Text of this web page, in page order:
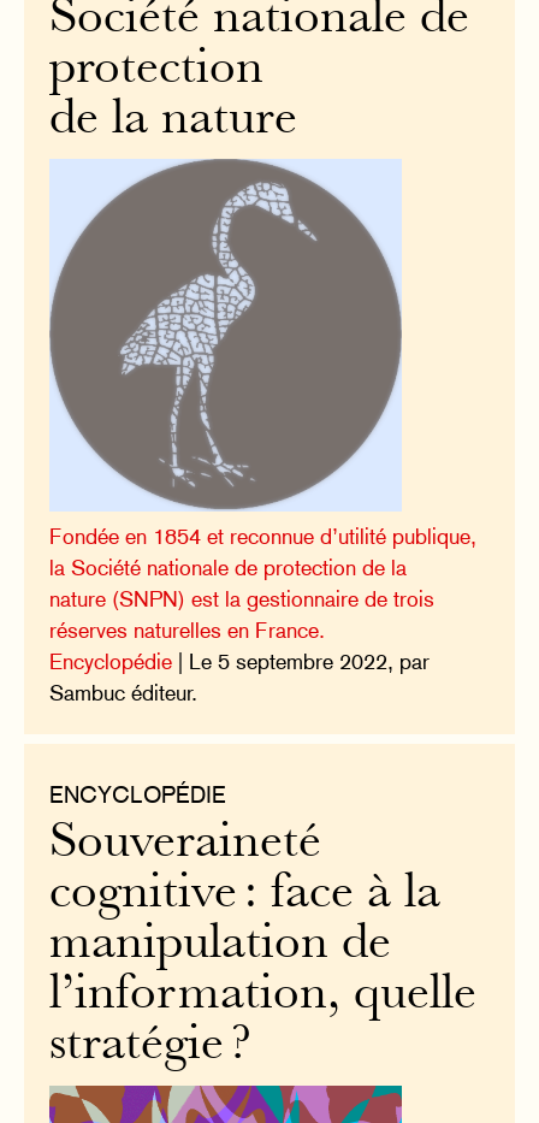
Société nationale de
protection
de la nature
Fondée en 1854 et reconnue d’utilité publique,
la Société nationale de protection de la
nature (SNPN) est la gestionnaire de trois
réserves naturelles en France.
Encyclopédie | Le 5 septembre 2022, par
Sambuc éditeur.
ENCYCLOPÉDIE
Souveraineté
cognitive : face à la
manipulation de
l’information, quelle
stratégie ?